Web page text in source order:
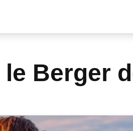
Berger